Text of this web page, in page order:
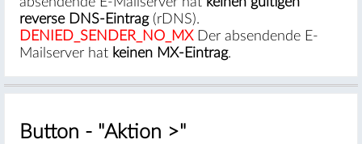
reverse DNS-Eintrag(rDNS).
DENIED_SENDER_NO_MXDer absendende E-
Mailserver hat keinen MX-Eintrag.
#
Button - "Aktion >"